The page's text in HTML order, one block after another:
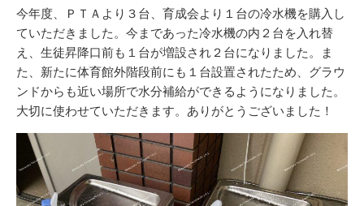
日
リ
ー
今年度、ＰＴＡより３台、育成会より１台の冷水機を購入し
ていただきました。今まであった冷水機の内２台を入れ替
え、生徒昇降口前も１台が増設され２台になりました。ま
た、新たに体育館外階段前にも１台設置されたため、グラウ
ンドからも近い場所で水分補給ができるようになりました。
大切に使わせていただきます。ありがとうございました！